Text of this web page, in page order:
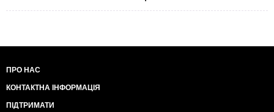
ПРО НАС
КОНТАКТНА ІНФОРМАЦІЯ
ПІДТРИМАТИ